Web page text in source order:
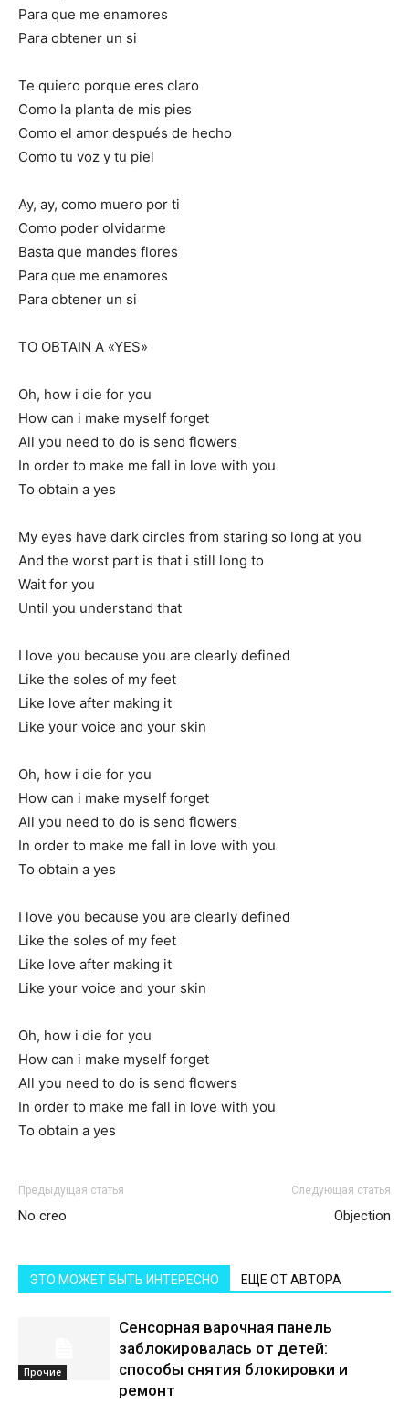
Para que me enamores
Para obtener un si
Te quiero porque eres claro
Como la planta de mis pies
Como el amor después de hecho
Como tu voz y tu piel
Ay, ay, como muero por ti
Como poder olvidarme
Basta que mandes flores
Para que me enamores
Para obtener un si
TO OBTAIN A «YES»
Oh, how i die for you
How can i make myself forget
All you need to do is send flowers
In order to make me fall in love with you
To obtain a yes
My eyes have dark circles from staring so long at you
And the worst part is that i still long to
Wait for you
Until you understand that
I love you because you are clearly defined
Like the soles of my feet
Like love after making it
Like your voice and your skin
Oh, how i die for you
How can i make myself forget
All you need to do is send flowers
In order to make me fall in love with you
To obtain a yes
I love you because you are clearly defined
Like the soles of my feet
Like love after making it
Like your voice and your skin
Oh, how i die for you
How can i make myself forget
All you need to do is send flowers
In order to make me fall in love with you
To obtain a yes
Предыдущая статья
No creo
Следующая статья
Objection
ЭТО МОЖЕТ БЫТЬ ИНТЕРЕСНО ЕЩЕ ОТ АВТОРА
Прочие
Сенсорная варочная панель
заблокировалась от детей:
способы снятия блокировки и
ремонт